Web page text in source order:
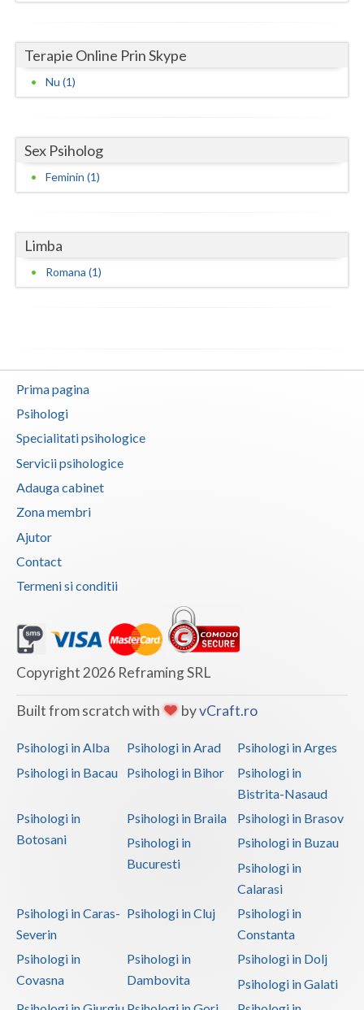
Salaj
Satu-Mare
Suceava
Teleorman
Tulcea
Valcea
Terapie Online Prin Skype
Nu (1)
Sex Psiholog
Feminin (1)
Limba
Romana (1)
Prima pagina
Psihologi
Specialitati psihologice
Servicii psihologice
Adauga cabinet
Zona membri
Ajutor
Contact
Termeni si conditii
Copyright 2026 Reframing SRL
Built from scratch with byvCraft.ro
Psihologi in Alba Psihologi in Arad
Psihologi in Arges
Psihologi in Bacau
Psihologi in Bihor
Psihologi in
Bistrita-Nasaud
Psihologi in
Botosani
Psihologi in Braila
Psihologi in Brasov
Psihologi in
Bucuresti
Psihologi in Buzau
Psihologi in
Calarasi
Psihologi in Caras-
Severin
Psihologi in Cluj
Psihologi in
Constanta
Psihologi in
Covasna
Psihologi in
Dambovita
Psihologi in Dolj
Psihologi in Galati